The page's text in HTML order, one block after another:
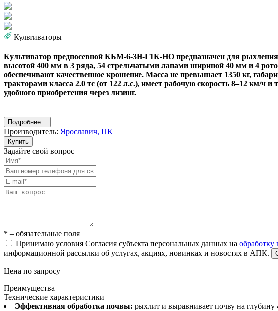
Культиваторы
Культиватор предпосевной КБМ-6-3Н-Г1К-НО предназначен для
высотой 400 мм в 3 ряда, 54 стрельчатыми лапами шириной 40 мм и 4
обеспечивают качественное крошение. Масса не превышает 1350 кг,
тракторами класса 2.0 тс (от 122 л.с.), имеет рабочую скорость 8–12 км/ч
удобного приобретения через лизинг.
Подробнее...
Производитель: Ярославич, ПК
Купить
Задайте свой вопрос
* – обязательные поля
Принимаю условия Согласия субъекта персональных данных на обработку
информационной рассылки об услугах, акциях, новинках и новостях в АПК.
Цена по запросу
Преимущества
Технические характеристики
Эффективная обработка почвы: рыхлит и выравнивает почву на глубину